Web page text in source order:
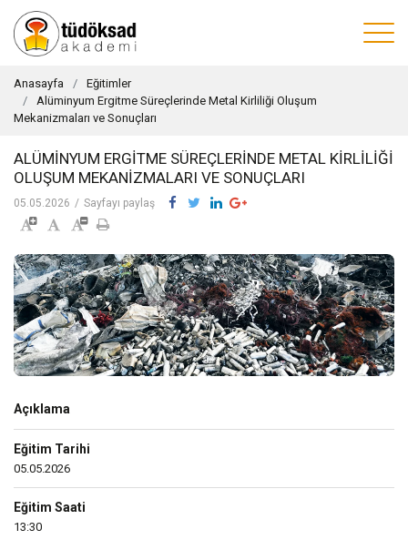
Anasayfa
Eğitimler
Alüminyum Ergitme Süreçlerinde Metal Kirliliği Oluşum
Mekanizmaları ve Sonuçları
ALÜMINYUM ERGITME SÜREÇLERINDE METAL KIRLILIĞI
OLUŞUM MEKANIZMALARI VE SONUÇLARI
05.05.2026 / Sayfayı paylaş
Açıklama
Eğitim Tarihi
05.05.2026
Eğitim Saati
13:30